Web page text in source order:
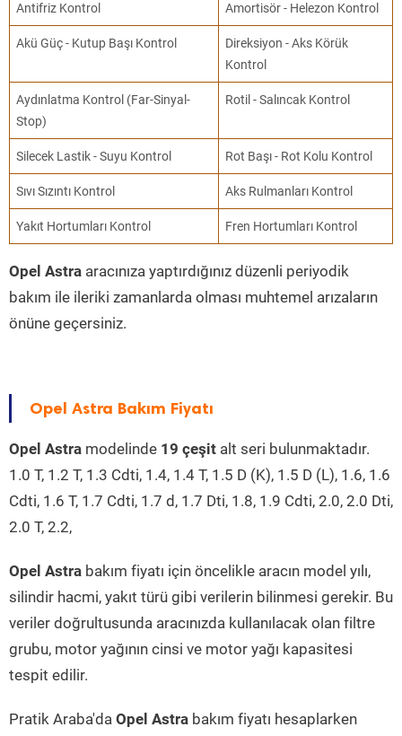
Antifriz Kontrol Amortisör - Helezon Kontrol
Akü Güç - Kutup Başı Kontrol
Direksiyon - Aks Körük
Kontrol
Aydınlatma Kontrol (Far-Sinyal-
Stop)
Rotil - Salıncak Kontrol
Silecek Lastik - Suyu Kontrol Rot Başı - Rot Kolu Kontrol
Sıvı Sızıntı Kontrol Aks Rulmanları Kontrol
Yakıt Hortumları Kontrol Fren Hortumları Kontrol
Opel Astra aracınıza yaptırdığınız düzenli periyodik
bakım ile ileriki zamanlarda olması muhtemel arızaların
önüne geçersiniz.
Opel Astra Bakım Fiyatı
Opel Astra modelinde 19 çeşit alt seri bulunmaktadır.
1.0 T, 1.2 T, 1.3 Cdti, 1.4, 1.4 T, 1.5 D (K), 1.5 D (L), 1.6, 1.6
Cdti, 1.6 T, 1.7 Cdti, 1.7 d, 1.7 Dti, 1.8, 1.9 Cdti, 2.0, 2.0 Dti,
2.0 T, 2.2,
Opel Astra bakım fiyatı için öncelikle aracın model yılı,
silindir hacmi, yakıt türü gibi verilerin bilinmesi gerekir. Bu
veriler doğrultusunda aracınızda kullanılacak olan filtre
grubu, motor yağının cinsi ve motor yağı kapasitesi
tespit edilir.
Pratik Araba'da Opel Astra bakım fiyatı hesaplarken